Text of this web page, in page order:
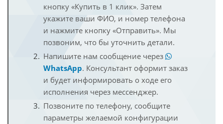
кнопку «Купить в 1 клик». Затем
укажите ваши ФИО, и номер телефона
и нажмите кнопку «Отправить». Мы
позвоним, что бы уточнить детали.
Напишите нам сообщение через
WhatsApp. Консультант оформит заказ
и будет информировать о ходе его
исполнения через мессенджер.
Позвоните по телефону, сообщите
параметры желаемой конфигурации